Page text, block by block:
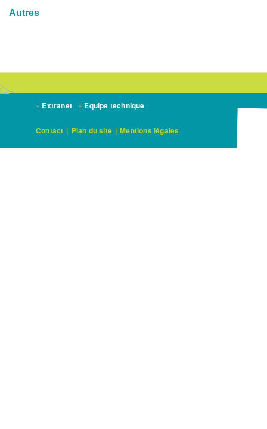
Autres
+ Extranet + Equipe technique
Contact | Plan du site | Mentions légales